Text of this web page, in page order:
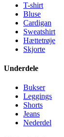
T-shirt
Bluse
Cardigan
Sweatshirt
Hættetrøje
Skjorte
Underdele
Bukser
Leggings
Shorts
Jeans
Nederdel